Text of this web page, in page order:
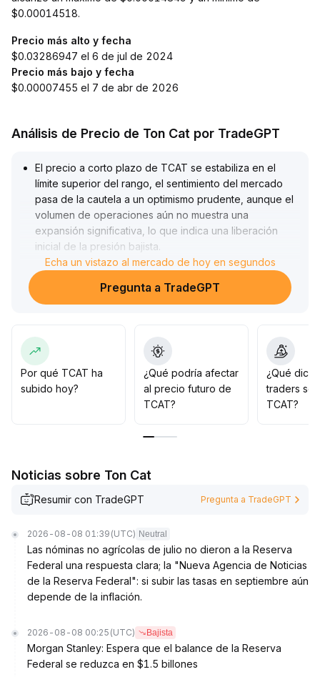
$0.00014518.
Precio más alto y fecha
$0.03286947 el 6 de jul de 2024
Precio más bajo y fecha
$0.00007455 el 7 de abr de 2026
Análisis de Precio de Ton Cat por TradeGPT
El precio a corto plazo de TCAT se estabiliza en el
límite superior del rango, el sentimiento del mercado
pasa de la cautela a un optimismo prudente, aunque el
volumen de operaciones aún no muestra una
expansión significativa, lo que indica una liberación
inicial de la presión bajista
Para lograr una ruptura al alza se requieren más
impulsores
La tendencia a mediano y largo plazo depende de la
el precio ××); si no se supera efectivamente, el rango
lateral se mantendrá
Se recomienda entrar por etapas, aplicar un control de
riesgos estricto y destacar estrategias de toma de
ganancias y stop-loss para enfrentar la incertidumbre
Echa un vistazo al mercado de hoy en segundos
Pregunta a TradeGPT
Por qué TCAT ha
subido hoy?
¿Qué podría afectar
al precio futuro de
TCAT?
¿Qué
traders
TCAT?
Noticias sobre Ton Cat
Resumir con TradeGPT Pregunta a TradeGPT
2026-08-08 01:39 (UTC) Neutral
Las nóminas no agrícolas de julio no dieron a la Reserva
Federal una respuesta clara; la "Nueva Agencia de Noticias
de la Reserva Federal": si subir las tasas en septiembre aún
depende de la inflación.
2026-08-08 00:25 (UTC) Bajista
Morgan Stanley: Espera que el balance de la Reserva
Federal se reduzca en $1.5 billones